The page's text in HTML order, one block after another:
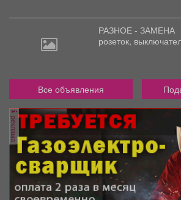
РАЗНОЕ - ЗАМЕНА
розеток,
Все объявления
реклама